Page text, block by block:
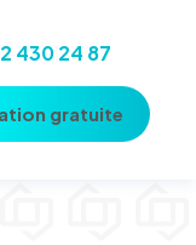
430 24 87
gratuite